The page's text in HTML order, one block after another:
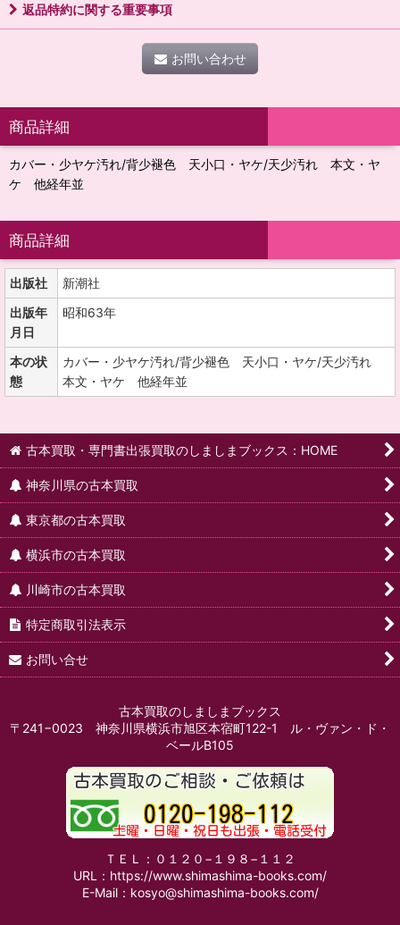
返品特約に関する重要事項
お問い合わせ
商品詳細
カバー・少ヤケ汚れ/背少褪色 天小口・ヤケ/天少汚れ 本文・ヤ
ケ 他経年並
商品詳細
出版社
新潮社
出版年
月日
昭和63年
本の状
態
カバー・少ヤケ汚れ/背少褪色 天小口・ヤケ/天少汚れ
本文・ヤケ 他経年並
古本買取・専門書出張買取のしましまブックス：HOME
神奈川県の古本買取
東京都の古本買取
横浜市の古本買取
川崎市の古本買取
特定商取引法表示
お問い合せ
古本買取のしましまブックス
〒241−0023 神奈川県横浜市旭区本宿町122-1 ル・ヴァン・ド・
ベールB105
ＴＥＬ：０１２０−１９８−１１２
URL：https://www.shimashima-books.com/
E-Mail：kosyo@shimashima-books.com/